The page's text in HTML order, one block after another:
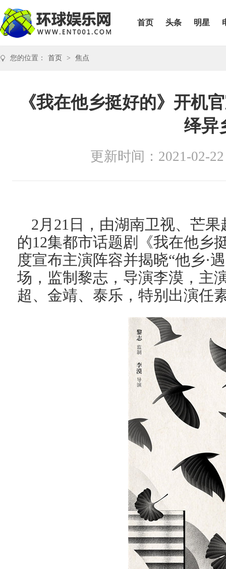
首页 头条 明星
您的位置： 首页 > 焦点
《我在他乡挺好的》开机
绎异
更新时间：2021-02-22
2月21日，由湖南卫视、芒
的12集都市话题剧《我在他乡
度宣布主演阵容并揭晓“他乡·
场，监制黎志，导演李漠，主
超、金靖、泰乐，特别出演任